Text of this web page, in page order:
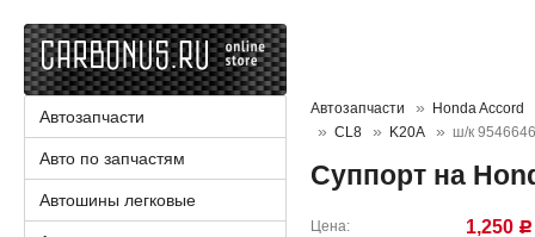
Автозапчасти
Honda Accord
CL8
K20A ш/к 9546646
Суппорт на
Цена 1,250 Р
Автозапчасти
Авто по запчастям
Автошины легковые